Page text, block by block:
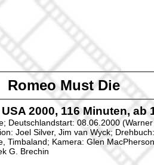
Romeo Must Die
2000, 116 Minuten, ab
Deutschlandstart: 08.06.2000
Joel Silver, Jim van Wyck;
Timbaland; Kamera: Glen
G. Brechin